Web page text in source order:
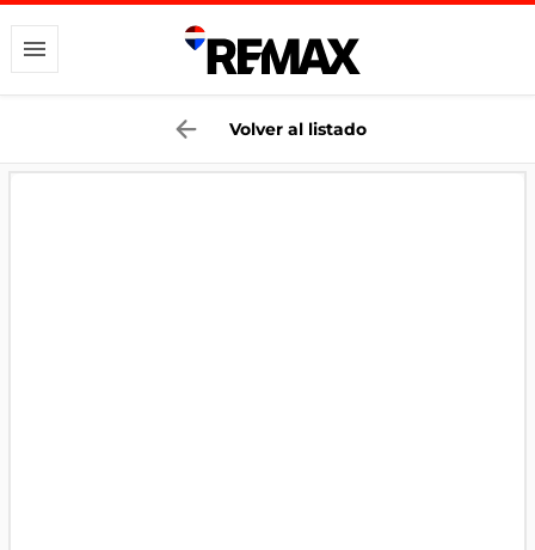
Volver al listado